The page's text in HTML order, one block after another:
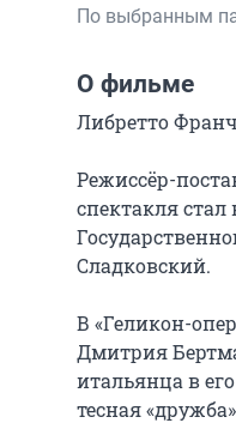
По выбранным
О фильме
Либретто
Режиссёр-
спектакля
Сладковский.
В «Геликон-
Дмитрия
итальянца в
тесная